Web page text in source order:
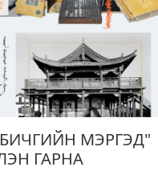
МЭРГЭД"
ГАРНА